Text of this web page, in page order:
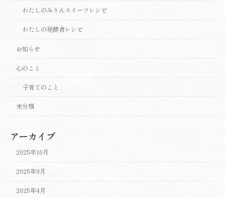
わたしのみりんスイーツレシピ
わたしの発酵食レシピ
お知らせ
心のこと
子育てのこと
未分類
アーカイブ
2025年10月
2025年9月
2025年4月